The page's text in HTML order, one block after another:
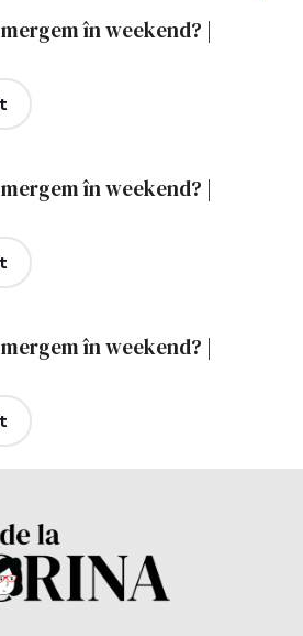
în weekend? |
în weekend? |
în weekend? |